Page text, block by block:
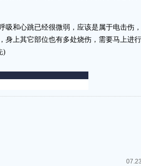
和心跳已经很微弱，应该是属于电击伤，
身上其它部位也有多处烧伤，需要马上进行
)
07.23